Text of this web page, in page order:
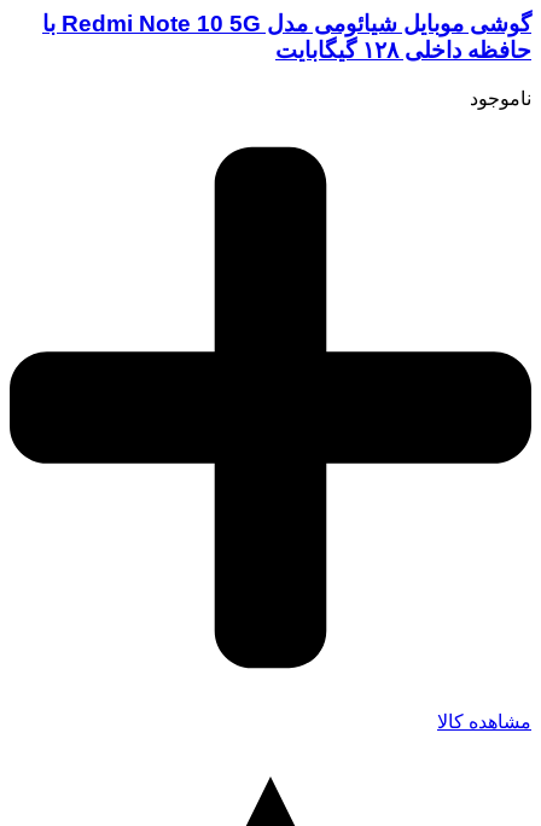
گوشی موبایل شیائومی مدل Redmi Note 10 5G با
حافظه داخلی ۱۲۸ گیگابایت
ناموجود
مشاهده کالا